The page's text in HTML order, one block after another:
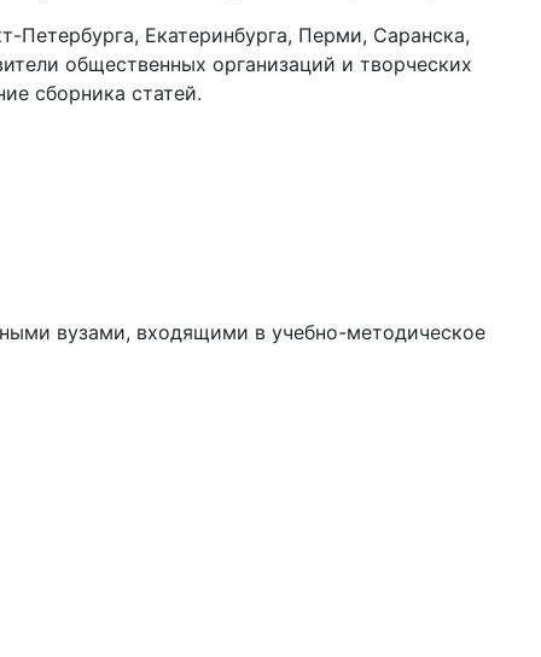
Петербурга, Екатеринбурга, Перми, Саранска,
общественных организаций и творческих
сборника статей.
вузами, входящими в учебно-методическое